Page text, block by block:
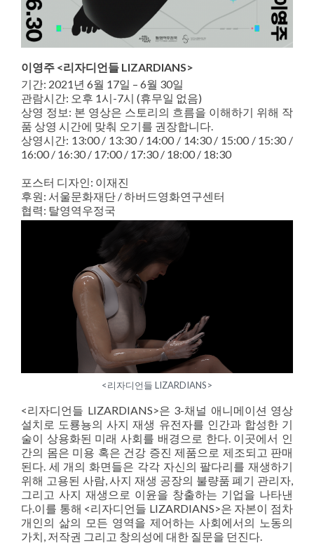
이영주 <리자디언들 LIZARDIANS>
기간: 2021년 6월 17일 – 6월 30일
관람시간: 오후 1시-7시 (휴무일 없음)
상영 정보: 본 영상은 스토리의 흐름을 이해하기 위해 작
품 상영 시간에 맞춰 오기를 권장합니다.
상영시간: 13:00 / 13:30 / 14:00 / 14:30 / 15:00 / 15:30 /
16:00 / 16:30 / 17:00 / 17:30 / 18:00 / 18:30
포스터 디자인: 이재진
후원: 서울문화재단 / 하버드영화연구센터
협력: 탈영역우정국
<리자디언들 LIZARDIANS>
<리자디언들 LIZARDIANS>은 3-채널 애니메이션 영상
설치로 도룡뇽의 사지 재생 유전자를 인간과 합성한 기
술이 상용화된 미래 사회를 배경으로 한다. 이곳에서 인
간의 몸은 미용 혹은 건강 증진 제품으로 제조되고 판매
된다. 세 개의 화면들은 각각 자신의 팔다리를 재생하기
위해 고용된 사람, 사지 재생 공장의 불량품 폐기 관리자,
그리고 사지 재생으로 이윤을 창출하는 기업을 나타낸
다.이를 통해 <리자디언들 LIZARDIANS>은 자본이 점차
개인의 삶의 모든 영역을 제어하는 사회에서의 노동의
가치, 저작권 그리고 창의성에 대한 질문을 던진다.